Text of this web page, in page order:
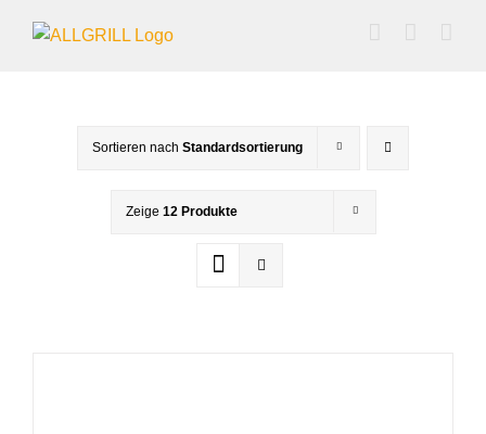
Inhalt
Sortieren nach Standardsortierung
Zeige 12 Produkte